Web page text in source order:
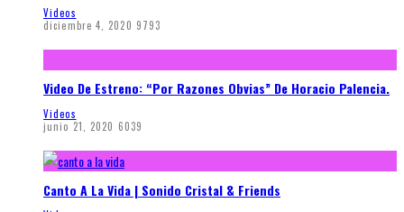
Videos
diciembre 4, 2020 9793
Video De Estreno: “Por Razones Obvias” De Horacio Palencia.
Videos
junio 21, 2020 6039
Canto A La Vida | Sonido Cristal & Friends